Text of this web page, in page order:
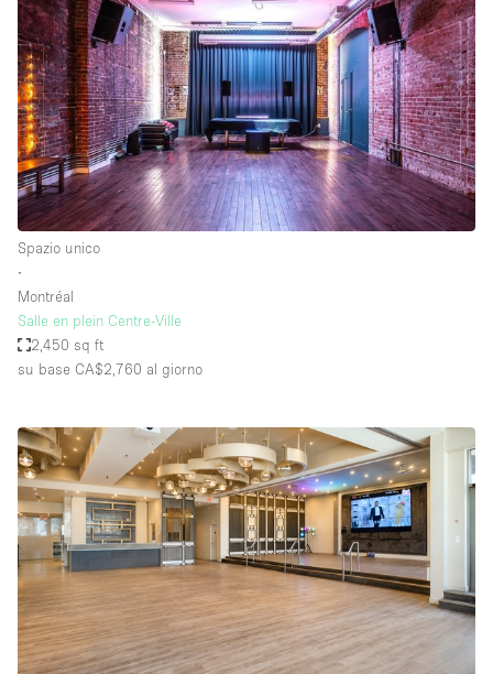
Spazio unico
∙
Montréal
Salle en plein Centre-Ville
2,450 sq ft
su base CA$2,760 al giorno